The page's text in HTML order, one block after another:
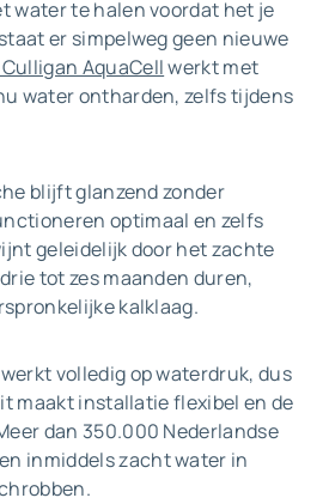
water te halen voordat het je
er simpelweg geen nieuwe
Culligan AquaCellwerkt met
water ontharden, zelfs tijdens
blijft glanzend zonder
optimaal en zelfs
geleidelijk door het zachte
tot zes maanden duren,
kalklaag.
volledig op waterdruk, dus
maakt installatie flexibel en de
dan 350.000 Nederlandse
inmiddels zacht water in